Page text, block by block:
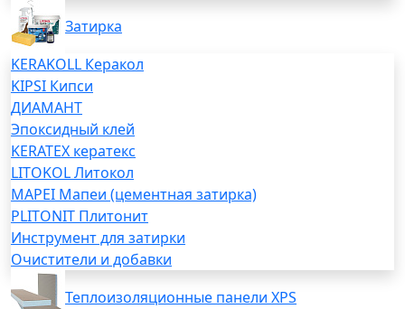
Затирка
KERAKOLL Керакол
KIPSI Кипси
ДИАМАНТ
Эпоксидный клей
KERATEX кератекс
LITOKOL Литокол
MAPEI Мапеи (цементная затирка)
PLITONIT Плитонит
Инструмент для затирки
Очистители и добавки
Теплоизоляционные панели XPS